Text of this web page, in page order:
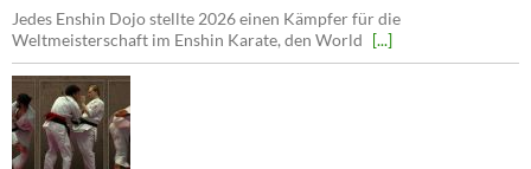
Jedes Enshin Dojo stellte 2026 einen Kämpfer für die
Weltmeisterschaft im Enshin Karate, den World [...]